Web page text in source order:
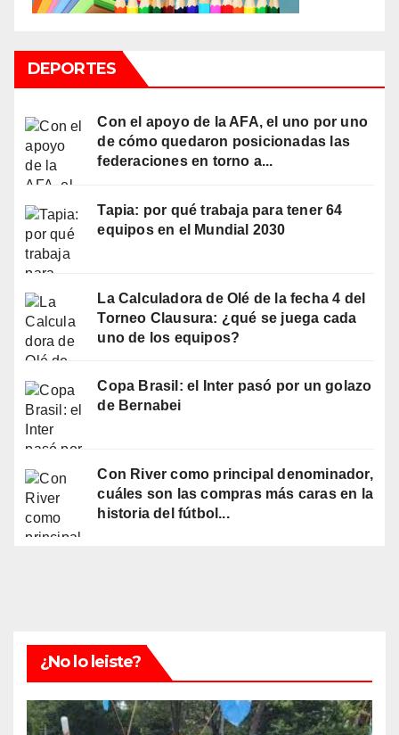
DEPORTES
Con el apoyo de la AFA, el uno por uno
de cómo quedaron posicionadas las
federaciones en torno a...
Tapia: por qué trabaja para tener 64
equipos en el Mundial 2030
La Calculadora de Olé de la fecha 4 del
Torneo Clausura: ¿qué se juega cada
uno de los equipos?
Copa Brasil: el Inter pasó por un golazo
de Bernabei
Con River como principal denominador,
cuáles son las compras más caras en la
historia del fútbol...
¿No lo leiste?